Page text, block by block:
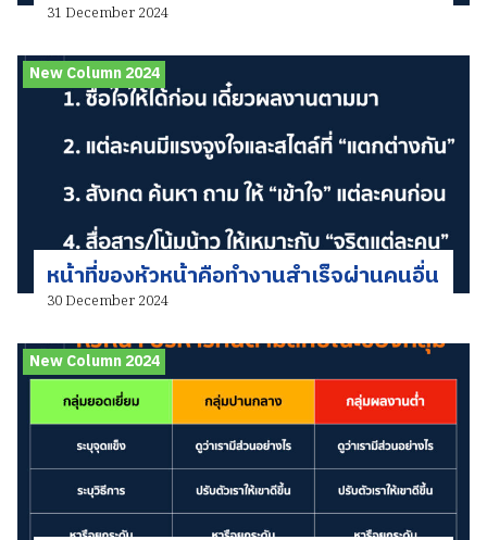
31 December 2024
New Column 2024
หน้าที่ของหัวหน้าคือทำงานสำเร็จผ่านคนอื่น
30 December 2024
New Column 2024